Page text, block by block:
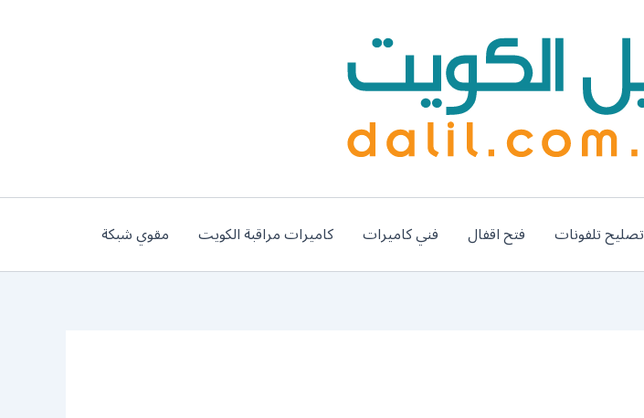
تصليح تلفونات فتح اقفال فني كاميرات كاميرات مراقبة الكويت مقوي شبكة